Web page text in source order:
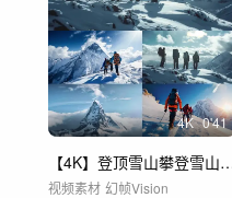
4K 0'41
【4K】登顶雪山攀登
视频素材 幻帧Vision